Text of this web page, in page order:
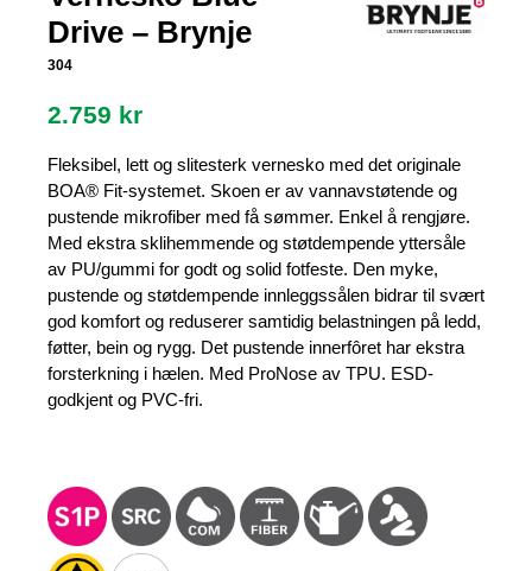
Drive – Brynje
304
2.759 kr
Fleksibel, lett og slitesterk vernesko med det originale
BOA® Fit-systemet. Skoen er av vannavstøtende og
pustende mikrofiber med få sømmer. Enkel å rengjøre.
Med ekstra sklihemmende og støtdempende yttersåle
av PU/gummi for godt og solid fotfeste. Den myke,
pustende og støtdempende innleggssålen bidrar til svært
god komfort og reduserer samtidig belastningen på ledd,
føtter, bein og rygg. Det pustende innerfôret har ekstra
forsterkning i hælen. Med ProNose av TPU. ESD-
godkjent og PVC-fri.